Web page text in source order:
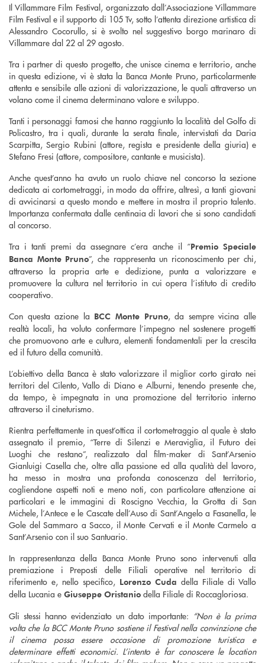
Il Villammare Film Festival, organizzato dall’Associazione Villammare
Film Festival e il supporto di 105 Tv, sotto l’attenta direzione artistica di
Alessandro Cocorullo, si è svolto nel suggestivo borgo marinaro di
Villammare dal 22 al 29 agosto.
Tra i partner di questo progetto, che unisce cinema e territorio, anche
in questa edizione, vi è stata la Banca Monte Pruno, particolarmente
attenta e sensibile alle azioni di valorizzazione, le quali attraverso un
volano come il cinema determinano valore e sviluppo.
Tanti i personaggi famosi che hanno raggiunto la località del Golfo di
Policastro, tra i quali, durante la serata finale, intervistati da Daria
Scarpitta, Sergio Rubini (attore, regista e presidente della giuria) e
Stefano Fresi (attore, compositore, cantante e musicista).
Anche quest’anno ha avuto un ruolo chiave nel concorso la sezione
dedicata ai cortometraggi, in modo da offrire, altresì, a tanti giovani
di avvicinarsi a questo mondo e mettere in mostra il proprio talento.
Importanza confermata dalle centinaia di lavori che si sono candidati
al concorso.
Tra i tanti premi da assegnare c’era anche il “Premio Speciale
Banca Monte Pruno”, che rappresenta un riconoscimento per chi,
attraverso la propria arte e dedizione, punta a valorizzare e
promuovere la cultura nel territorio in cui opera l’istituto di credito
cooperativo.
Con questa azione la BCC Monte Pruno, da sempre vicina alle
realtà locali, ha voluto confermare l’impegno nel sostenere progetti
che promuovono arte e cultura, elementi fondamentali per la crescita
ed il futuro della comunità.
L’obiettivo della Banca è stato valorizzare il miglior corto girato nei
territori del Cilento, Vallo di Diano e Alburni, tenendo presente che,
da tempo, è impegnata in una promozione del territorio interno
attraverso il cineturismo.
Rientra perfettamente in quest’ottica il cortometraggio al quale è stato
assegnato il premio, “Terre di Silenzi e Meraviglia, il Futuro dei
Luoghi che restano”, realizzato dal film-maker di Sant’Arsenio
Gianluigi Casella che, oltre alla passione ed alla qualità del lavoro,
ha messo in mostra una profonda conoscenza del territorio,
cogliendone aspetti noti e meno noti, con particolare attenzione ai
particolari e le immagini di Roscigno Vecchia, la Grotta di San
Michele, l’Antece e le Cascate dell’Auso di Sant’Angelo a Fasanella, le
Gole del Sammaro a Sacco, il Monte Cervati e il Monte Carmelo a
Sant’Arsenio con il suo Santuario.
In rappresentanza della Banca Monte Pruno sono intervenuti alla
premiazione i Preposti delle Filiali operative nel territorio di
riferimento e, nello specifico, Lorenzo Cuda della Filiale di Vallo
della Lucania e Giuseppe Oristanio della Filiale di Roccagloriosa.
Gli stessi hanno evidenziato un dato importante: “Non è la prima
volta che la BCC Monte Pruno sostiene il Festival nella convinzione che
il cinema possa essere occasione di promozione turistica e
determinare effetti economici. L’intento è far conoscere le location